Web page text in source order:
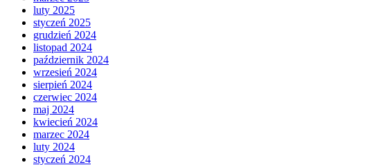
luty 2025
styczeń 2025
grudzień 2024
listopad 2024
październik 2024
wrzesień 2024
sierpień 2024
czerwiec 2024
maj 2024
kwiecień 2024
marzec 2024
luty 2024
styczeń 2024